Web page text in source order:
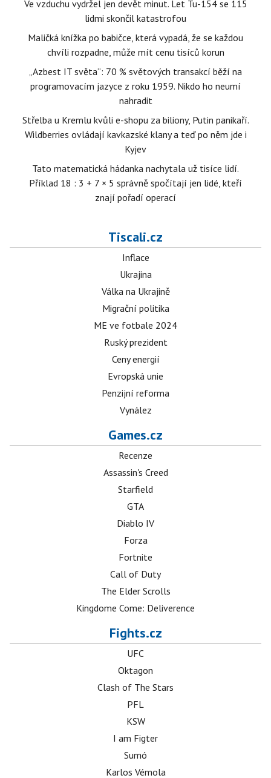
Ve vzduchu vydržel jen devět minut. Let Tu-154 se 115
lidmi skončil katastrofou
Maličká knížka po babičce, která vypadá, že se každou
chvíli rozpadne, může mít cenu tisíců korun
„Azbest IT světa“: 70 % světových transakcí běží na
programovacím jazyce z roku 1959. Nikdo ho neumí
nahradit
Střelba u Kremlu kvůli e-shopu za biliony, Putin panikaří.
Wildberries ovládají kavkazské klany a teď po něm jde i
Kyjev
Tato matematická hádanka nachytala už tisíce lidí.
Příklad 18 : 3 + 7 × 5 správně spočítají jen lidé, kteří
znají pořadí operací
Tiscali.cz
Inflace
Ukrajina
Válka na Ukrajině
Migrační politika
ME ve fotbale 2024
Ruský prezident
Ceny energií
Evropská unie
Penzijní reforma
Vynález
Games.cz
Recenze
Assassin's Creed
Starfield
GTA
Diablo IV
Forza
Fortnite
Call of Duty
The Elder Scrolls
Kingdome Come: Deliverence
Fights.cz
UFC
Oktagon
Clash of The Stars
PFL
KSW
I am Figter
Sumó
Karlos Vémola